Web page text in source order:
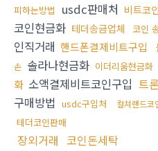
피하는방법
usdc판매처 비트코
코인현금화 테더송금업체 코인
인직거래 핸드폰결제비트구입
손 솔라나현금화 이더리움현금화
화 소액결제비트코인구입 트
구매방법 usdc구입처 컬쳐랜드코
테더코인판매
장외거래 코인돈세탁